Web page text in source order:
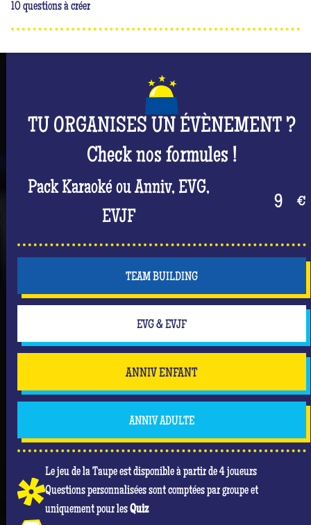
10 questions à créer
TU ORGANISES UN ÉVÈNEMENT ?
Check nos formules !
Pack Karaoké ou Anniv, EVG,
EVJF
9 €
TEAM BUILDING
EVG & EVJF
ANNIV ENFANT
ANNIV ADULTE
Le jeu de la Taupe est disponible à partir de 4 joueurs
Questions personnalisées sont comptées par groupe et
uniquement pour lesQuiz